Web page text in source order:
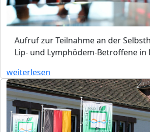
Aufruf zur Teilnahme an der
Lip- und Lymphödem-Betroffene in
weiterlesen